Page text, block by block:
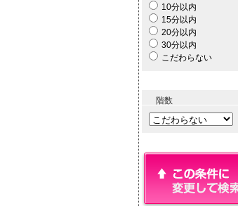
10分以内
15分以内
20分以内
30分以内
こだわらない
階数